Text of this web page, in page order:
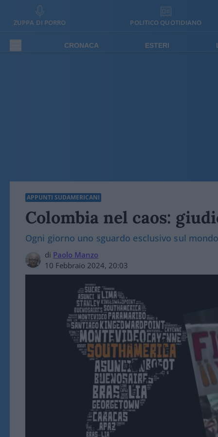
ZUPPA DI PORRO POLITICO QUOTIDIANO
CRONACA ESTERI
APPUNTI SUDAMERICANI
Colombia nel caos:
Ogni giorno uno sguardo esclusivo sul
di Paolo Manzo
10 Febbraio 2024, 20:03